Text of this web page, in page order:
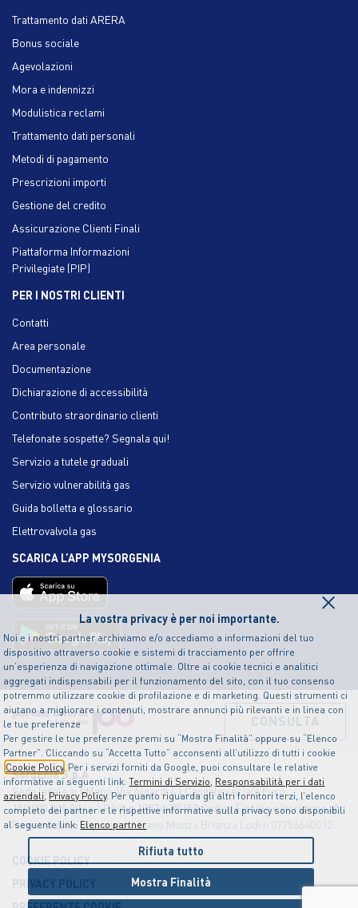
La vostra privacy è per noi importante.
Noi e i nostri partner archiviamo e/o accediamo a informazioni del tuo
dispositivo attraverso cookie e sistemi di tracciamento per offrire
un’esperienza di navigazione ottimale. Oltre ai cookie tecnici e analitici
aggregati indispensabili per il funzionamento del sito, con il tuo consenso
potremmo utilizzare cookie di profilazione e di marketing. Questi strumenti ci
aiutano a migliorare i contenuti, mostrare annunci più rilevanti e in linea con
le tue preferenze
Per gestire le tue preferenze premi su “Mostra Finalità” oppure su “Elenco
Partner”. Cliccando su “Accetta Tutto” acconsenti all’utilizzo di tutti i cookie
Cookie Policy. Per i servizi forniti da Google, puoi consultare le relative
informative ai seguenti link:Termini di Servizio, Responsabilità per i dati
aziendali,Privacy Policy. Per quanto riguarda gli altri fornitori terzi, l’elenco
completo dei partner e le rispettive informative sulla privacy sono disponibili
al seguente link: Elenco partner
×
Rifiuta tutto
Mostra Finalità
Trattamento dati ARERA
Bonus sociale
Agevolazioni
Mora e indennizzi
Modulistica reclami
Trattamento dati personali
Metodi di pagamento
Prescrizioni importi
Gestione del credito
Assicurazione Clienti Finali
Piattaforma Informazioni
Privilegiate (PIP)
PER I NOSTRI CLIENTI
Contatti
Area personale
Documentazione
Dichiarazione di accessibilità
Contributo straordinario clienti
Telefonate sospette? Segnala qui!
Servizio a tutele graduali
Servizio vulnerabilità gas
Guida bolletta e glossario
Elettrovalvola gas
SCARICA L’APP MYSORGENIA
Sorgenia S.p.A
Sede legale in Milano, Via Algardi 4 | Capitale sociale Euro
150.000.000,00 i.v. | P.IVA n.12874490159 Codice Fiscale e Iscrizione al
Registro delle Imprese di Milano Monza Brianza Lodi n.07756640012
COOKIE POLICY
PRIVACY POLICY